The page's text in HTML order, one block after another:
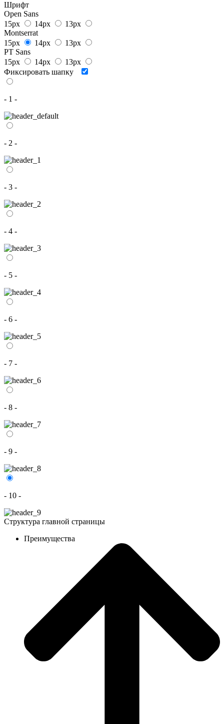
Шрифт
Open Sans
15px
14px
13px
Montserrat
15px
14px
13px
PT Sans
15px
14px
13px
Фиксировать шапку
- 1 -
- 2 -
- 3 -
- 4 -
- 5 -
- 6 -
- 7 -
- 8 -
- 9 -
- 10 -
Структура главной страницы
Преимущества